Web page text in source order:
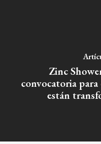
Zinc
convocatoria
están